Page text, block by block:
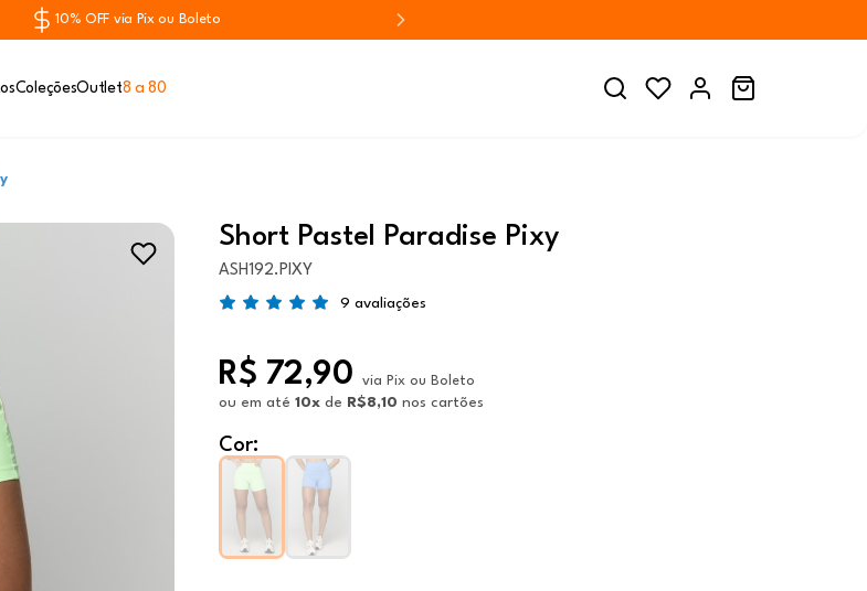
10% OFF via Pix ou Boleto
ColeçõesOutlet8 a 80
Short Pastel Paradise Pixy
ASH192.PIXY
9 avaliações
R$ 72,90 via Pix ou Boleto
ou em até 10x de R$8,10 nos cartões
Cor: